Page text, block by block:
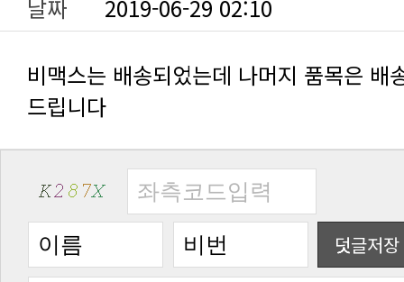
날짜
2019-06-29 02:10
드립니다
덧글저장